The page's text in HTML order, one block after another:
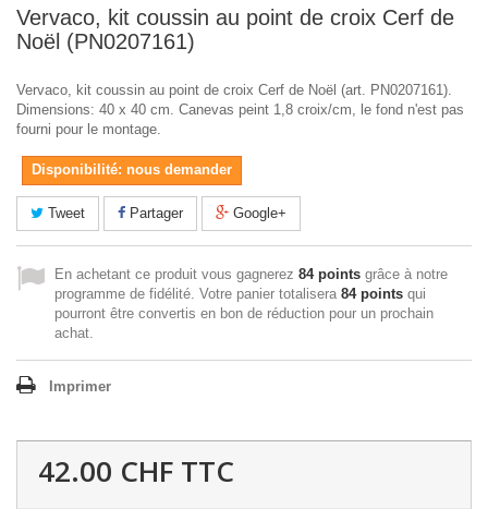
Vervaco, kit coussin au point de croix Cerf de
Noël (PN0207161)
Vervaco, kit coussin au point de croix Cerf de Noël (art. PN0207161).
Dimensions: 40 x 40 cm. Canevas peint 1,8 croix/cm, le fond n'est pas
fourni pour le montage.
Disponibilité: nous demander
Tweet Partager Google+
En achetant ce produit vous gagnerez 84 points grâce à notre
programme de fidélité. Votre panier totalisera 84 points qui
pourront être convertis en bon de réduction pour un prochain
achat.
Imprimer
42.00 CHF TTC